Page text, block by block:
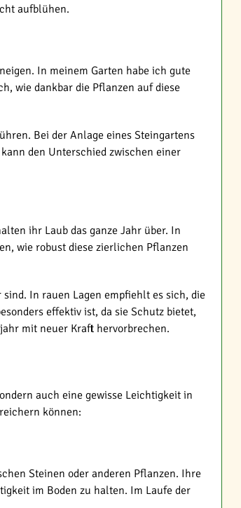
aufblühen.
In meinem Garten habe ich gute
wie dankbar die Pflanzen auf diese
Bei der Anlage eines Steingartens
den Unterschied zwischen einer
ihr Laub das ganze Jahr über. In
wie robust diese zierlichen Pflanzen
In rauen Lagen empfiehlt es sich, die
effektiv ist, da sie Schutz bietet,
mit neuer Kraft hervorbrechen.
auch eine gewisse Leichtigkeit in
können:
Steinen oder anderen Pflanzen. Ihre
im Boden zu halten. Im Laufe der